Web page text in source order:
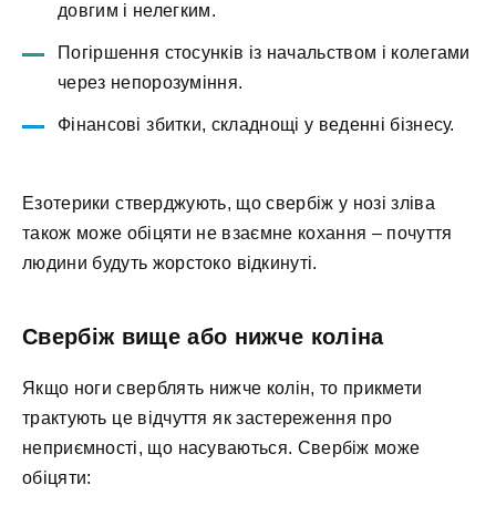
довгим і нелегким.
Погіршення стосунків із начальством і колегами
через непорозуміння.
Фінансові збитки, складнощі у веденні бізнесу.
Езотерики стверджують, що свербіж у нозі зліва
також може обіцяти не взаємне кохання – почуття
людини будуть жорстоко відкинуті.
Свербіж вище або нижче коліна
Якщо ноги сверблять нижче колін, то прикмети
трактують це відчуття як застереження про
неприємності, що насуваються. Свербіж може
обіцяти: